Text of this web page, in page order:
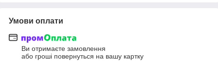
Умови оплати
Ви отримаєте замовлення
або гроші повернуться на вашу картку